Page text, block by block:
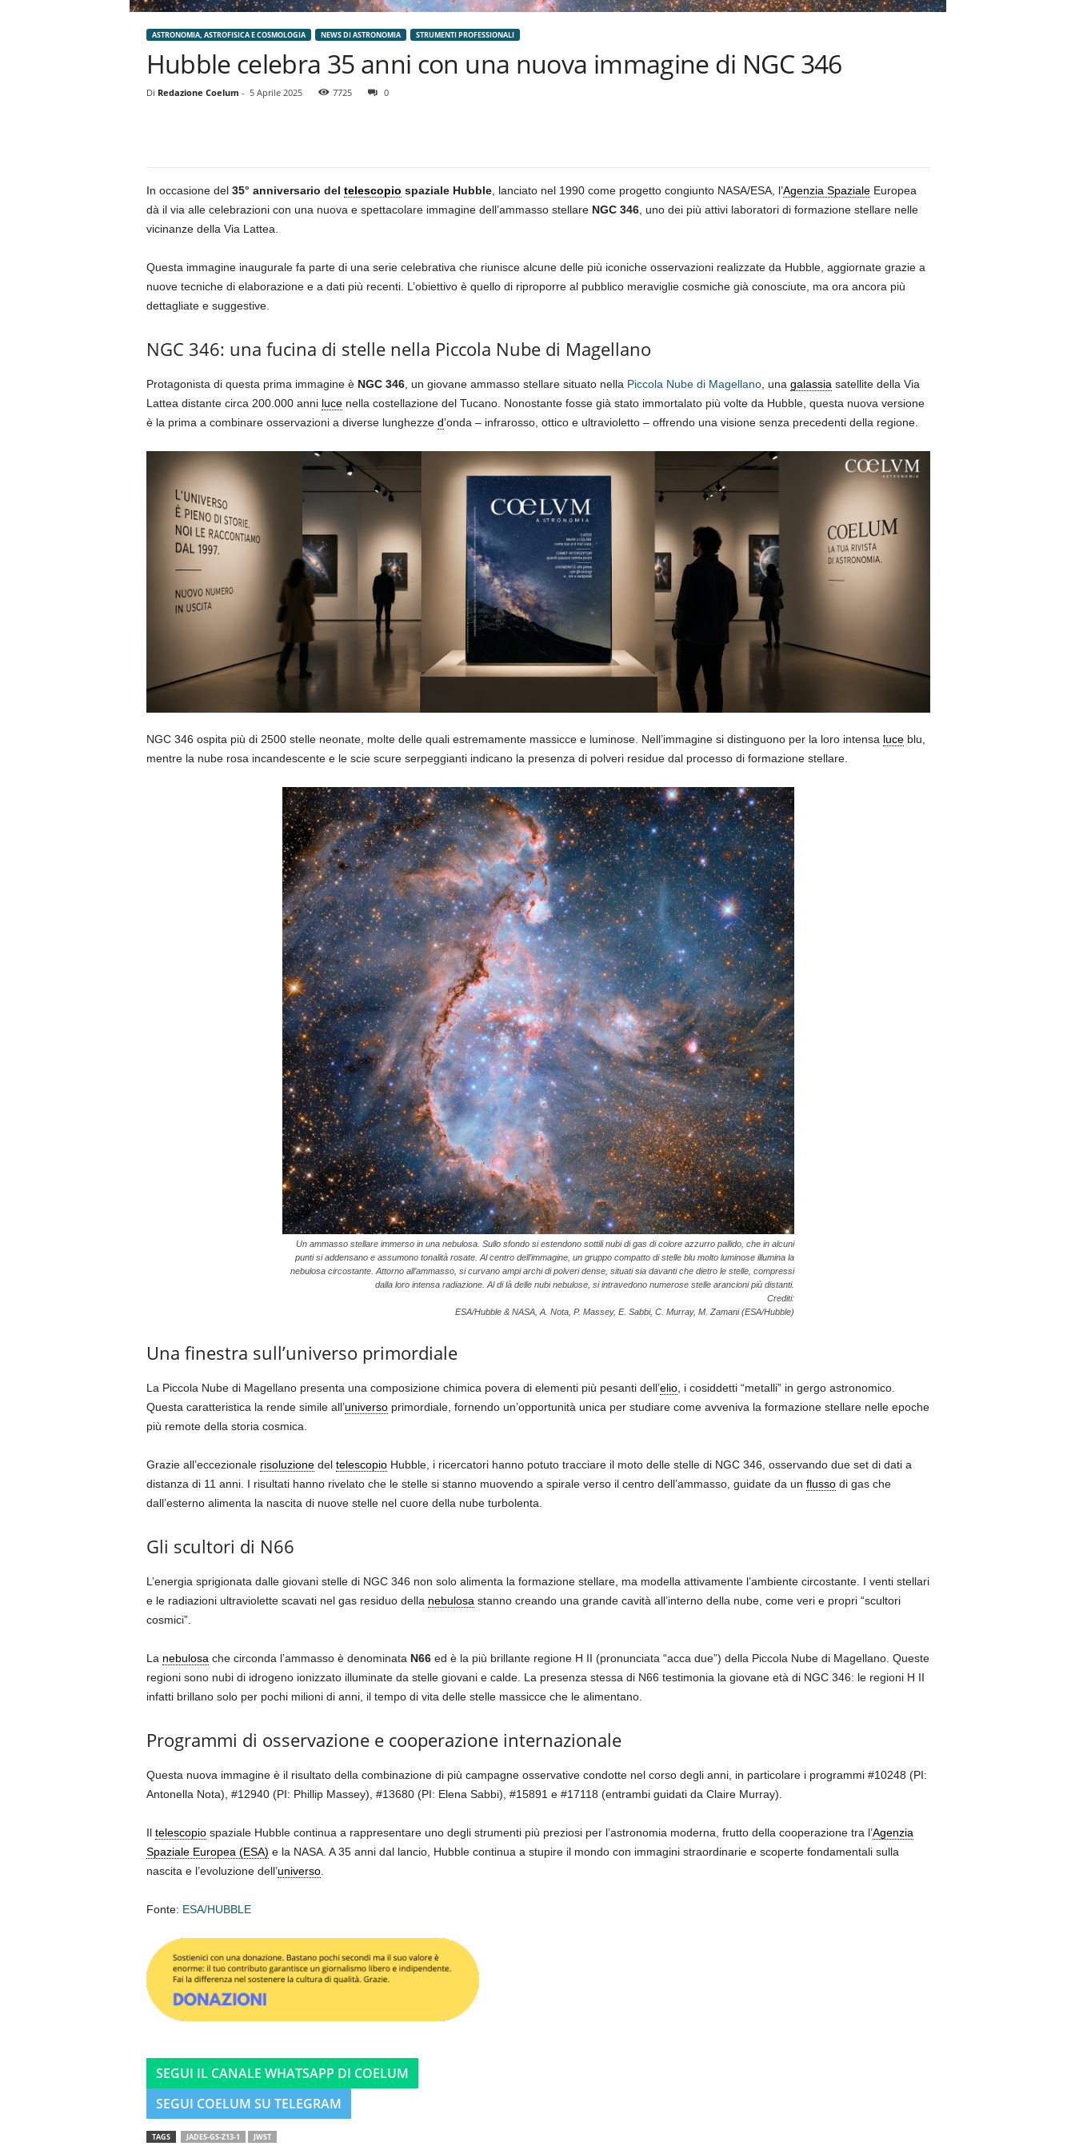
ASTRONOMIA, ASTROFISICA E COSMOLOGIA NEWS DI ASTRONOMIA STRUMENTI PROFESSIONALI
Hubble celebra 35 anni con una nuova immagine di NGC 346
Di Redazione Coelum - 5 Aprile 2025 7725 0
In occasione del 35° anniversario del telescopio spaziale Hubble, lanciato nel 1990 come progetto congiunto NASA/ESA, l’Agenzia SpazialeEuropea
dà il via alle celebrazioni con una nuova e spettacolare immagine dell’ammasso stellare NGC 346, uno dei più attivi laboratori di formazione stellare nelle
vicinanze della Via Lattea.
Questa immagine inaugurale fa parte di una serie celebrativa che riunisce alcune delle più iconiche osservazioni realizzate da Hubble, aggiornate grazie a
nuove tecniche di elaborazione e a dati più recenti. L’obiettivo è quello di riproporre al pubblico meraviglie cosmiche già conosciute, ma ora ancora più
dettagliate e suggestive.
NGC 346: una fucina di stelle nella Piccola Nube di Magellano
Protagonista di questa prima immagine è NGC 346, un giovane ammasso stellare situato nella Piccola Nube di Magellano, una galassia satellite della Via
Lattea distante circa 200.000 anni lucenella costellazione del Tucano. Nonostante fosse già stato immortalato più volte da Hubble, questa nuova versione
è la prima a combinare osservazioni a diverse lunghezze d’onda – infrarosso, ottico e ultravioletto – offrendo una visione senza precedenti della regione.
NGC 346 ospita più di 2500 stelle neonate, molte delle quali estremamente massicce e luminose. Nell’immagine si distinguono per la loro intensa luceblu,
mentre la nube rosa incandescente e le scie scure serpeggianti indicano la presenza di polveri residue dal processo di formazione stellare.
Un ammasso stellare immerso in una nebulosa. Sullo sfondo si estendono sottili nubi di gas di colore azzurro pallido, che in alcuni
punti si addensano e assumono tonalità rosate. Al centro dell’immagine, un gruppo compatto di stelle blu molto luminose illumina la
nebulosa circostante. Attorno all’ammasso, si curvano ampi archi di polveri dense, situati sia davanti che dietro le stelle, compressi
dalla loro intensa radiazione. Al di là delle nubi nebulose, si intravedono numerose stelle arancioni più distanti.
Crediti:
ESA/Hubble & NASA, A. Nota, P. Massey, E. Sabbi, C. Murray, M. Zamani (ESA/Hubble)
Una finestra sull’universo primordiale
La Piccola Nube di Magellano presenta una composizione chimica povera di elementi più pesanti dell’elio, i cosiddetti “metalli” in gergo astronomico.
Questa caratteristica la rende simile all’universoprimordiale, fornendo un’opportunità unica per studiare come avveniva la formazione stellare nelle epoche
più remote della storia cosmica.
Grazie all’eccezionale risoluzionedel telescopioHubble, i ricercatori hanno potuto tracciare il moto delle stelle di NGC 346, osservando due set di dati a
distanza di 11 anni. I risultati hanno rivelato che le stelle si stanno muovendo a spirale verso il centro dell’ammasso, guidate da un flussodi gas che
dall’esterno alimenta la nascita di nuove stelle nel cuore della nube turbolenta.
Gli scultori di N66
L’energia sprigionata dalle giovani stelle di NGC 346 non solo alimenta la formazione stellare, ma modella attivamente l’ambiente circostante. I venti stellari
e le radiazioni ultraviolette scavati nel gas residuo della nebulosa stanno creando una grande cavità all’interno della nube, come veri e propri “scultori
cosmici”.
La nebulosa che circonda l’ammasso è denominata N66ed è la più brillante regione H II (pronunciata “acca due”) della Piccola Nube di Magellano. Queste
regioni sono nubi di idrogeno ionizzato illuminate da stelle giovani e calde. La presenza stessa di N66 testimonia la giovane età di NGC 346: le regioni H II
infatti brillano solo per pochi milioni di anni, il tempo di vita delle stelle massicce che le alimentano.
Programmi di osservazione e cooperazione internazionale
Questa nuova immagine è il risultato della combinazione di più campagne osservative condotte nel corso degli anni, in particolare i programmi #10248 (PI:
Antonella Nota), #12940 (PI: Phillip Massey), #13680 (PI: Elena Sabbi), #15891 e #17118 (entrambi guidati da Claire Murray).
Il telescopiospaziale Hubble continua a rappresentare uno degli strumenti più preziosi per l’astronomia moderna, frutto della cooperazione tra l’Agenzia
Spaziale Europea (ESA) e la NASA. A 35 anni dal lancio, Hubble continua a stupire il mondo con immagini straordinarie e scoperte fondamentali sulla
nascita e l’evoluzione dell’universo.
Fonte: ESA/HUBBLE
SEGUI IL CANALE WHATSAPP DI COELUM
SEGUI COELUM SU TELEGRAM
TAGS JADES-GS-Z13-1 JWST